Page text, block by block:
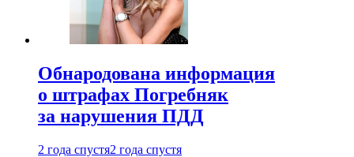
Обнародована информация
о штрафах Погребняк
за нарушения ПДД
2 года спустя2 года спустя